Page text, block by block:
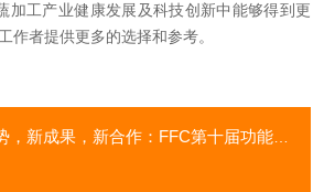
加工产业健康发展及科技创新中能够得到更
作者提供更多的选择和参考。
新成果，新合作：FFC第十届功能性食品产业发展大会